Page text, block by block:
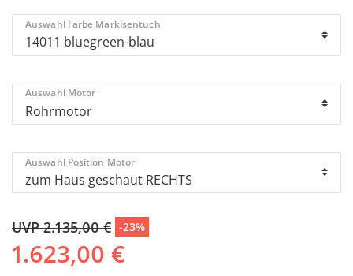
Auswahl Farbe Markisentuch
Auswahl Motor
Auswahl Position Motor
UVP 2.135,00 € -23%
1.623,00 €